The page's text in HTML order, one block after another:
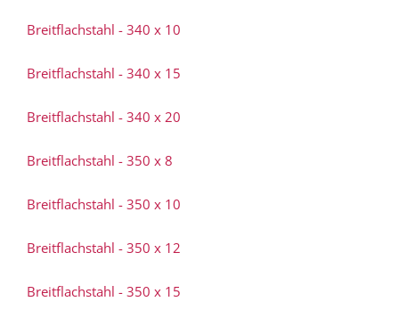
Breitflachstahl - 340 x 10
Breitflachstahl - 340 x 15
Breitflachstahl - 340 x 20
Breitflachstahl - 350 x 8
Breitflachstahl - 350 x 10
Breitflachstahl - 350 x 12
Breitflachstahl - 350 x 15